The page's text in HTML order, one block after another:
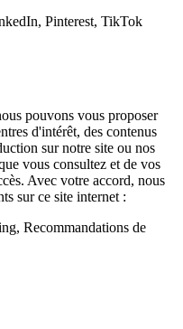
Pinterest, TikTok
pouvons vous proposer
d'intérêt, des contenus
sur notre site ou nos
vous consultez et de vos
Avec votre accord, nous
sur ce site internet :
Recommandations de